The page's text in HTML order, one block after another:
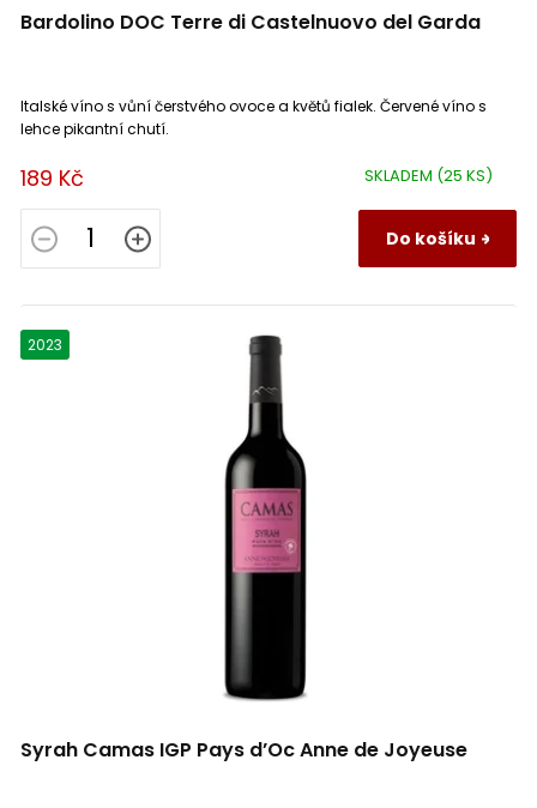
Tierra de Castilla 4
Côtes d´Auxerre
Bourgogne Epineuil
Rioja 4
Bardolino DOC Terre di Castelnuovo del Garda
SKLADEM (25 KS)
189 Kč
Do košíku
Italské víno s vůní čerstvého ovoce a květů fialek. Červené víno s
lehce pikantní chutí.
2023
Syrah Camas IGP Pays d’Oc Anne de Joyeuse